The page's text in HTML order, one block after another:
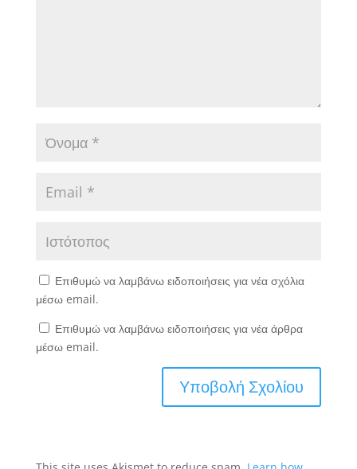
Επιθυμώ να λαμβάνω ειδοποιήσεις για νέα σχόλια
μέσω email.
Επιθυμώ να λαμβάνω ειδοποιήσεις για νέα άρθρα
μέσω email.